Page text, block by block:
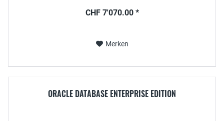
CHF 7'070.00 *
Merken
ORACLE DATABASE ENTERPRISE EDITION